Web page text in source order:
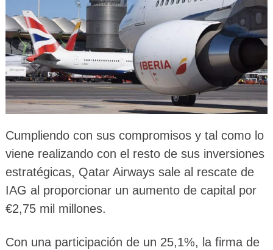
Cumpliendo con sus compromisos y tal como lo
viene realizando con el resto de sus inversiones
estratégicas, Qatar Airways sale al rescate de
IAG al proporcionar un aumento de capital por
€2,75 mil millones.
Con una participación de un 25,1%, la firma de